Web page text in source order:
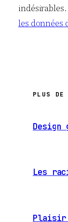
indésirables.
les données
PLUS DE
Design
Les
Plaisir